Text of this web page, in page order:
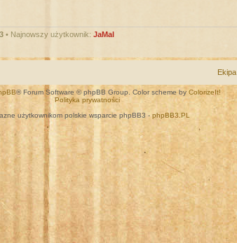
• Najnowszy użytkownik: JaMal
Ekipa
® Forum Software © phpBB Group. Color scheme by ColorizeIt!
Polityka prywatności
użytkownikom polskie wsparcie phpBB3 - phpBB3.PL